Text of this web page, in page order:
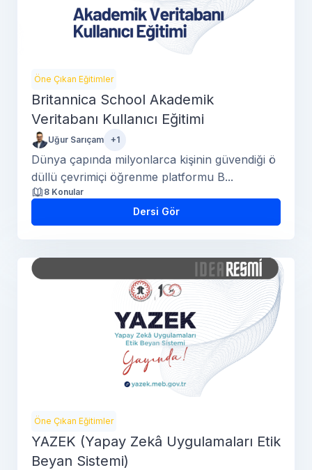
Öne Çıkan Eğitimler
Britannica School Akademik
Veritabanı Kullanıcı Eğitimi
Uğur Sarıçam +1
Dünya çapında milyonlarca kişinin güvendiği ö
düllü çevrimiçi öğrenme platformu B...
8 Konular
Dersi Gör
Öne Çıkan Eğitimler
YAZEK (Yapay Zekâ Uygulamaları Etik
Beyan Sistemi)